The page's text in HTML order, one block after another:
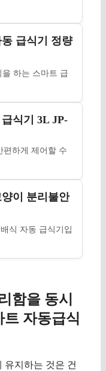
급식기 정량
하는 스마트 급
식기 3L JP-
편하게 제어할 수
이 분리불안
식 자동 급식기입
함을 동시
자동급식
유지하는 것은 건